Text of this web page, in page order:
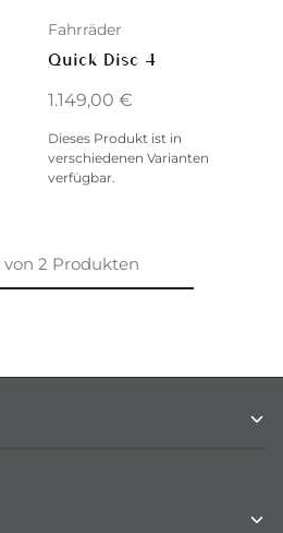
Fahrräder
Quick Disc 4
1.149,00 €
Dieses Produkt ist in
verschiedenen Varianten
verfügbar.
von 2 Produkten